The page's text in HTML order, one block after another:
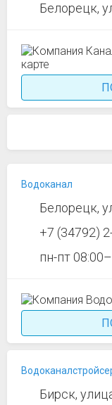
Белорецк,
Водоканал
Белорецк,
+7 (34792)
пн-пт
Бирск,